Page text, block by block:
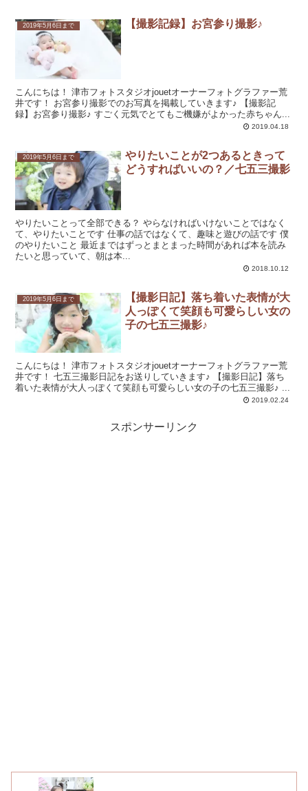
2019年5月6日まで 【撮影記録】お宮参り撮影♪
こんにちは！ 津市フォトスタジオjouetオーナーフォトグラファー荒
井です！ お宮参り撮影でのお写真を掲載していきます♪ 【撮影記
録】お宮参り撮影♪ すごく元気でとてもご機嫌がよかった赤ちゃん...
2019.04.18
2019年5月6日まで
やりたいことが2つあるときって
どうすればいいの？／七五三撮影
やりたいことって全部できる？ やらなければいけないことではなく
て、やりたいことです 仕事の話ではなくて、趣味と遊びの話です 僕
のやりたいこと 最近まではずっとまとまった時間があれば本を読み
たいと思っていて、朝は本...
2018.10.12
2019年5月6日まで
【撮影日記】落ち着いた表情が大
人っぽくて笑顔も可愛らしい女の
子の七五三撮影♪
こんにちは！ 津市フォトスタジオjouetオーナーフォトグラファー荒
井です！ 七五三撮影日記をお送りしていきます♪ 【撮影日記】落ち
着いた表情が大人っぽくて笑顔も可愛らしい女の子の七五三撮影♪ ...
2019.02.24
スポンサーリンク